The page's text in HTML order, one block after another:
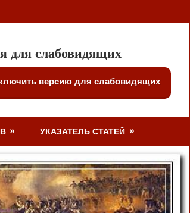
для слабовидящих
версию для слабовидящих
УКАЗАТЕЛЬ СТАТЕЙ